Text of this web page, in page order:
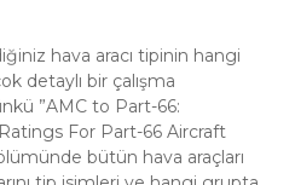
hava aracı tipinin hangi
detaylı bir çalışma
”AMC to Part-66:
For Part-66 Aircraft
bütün hava araçları